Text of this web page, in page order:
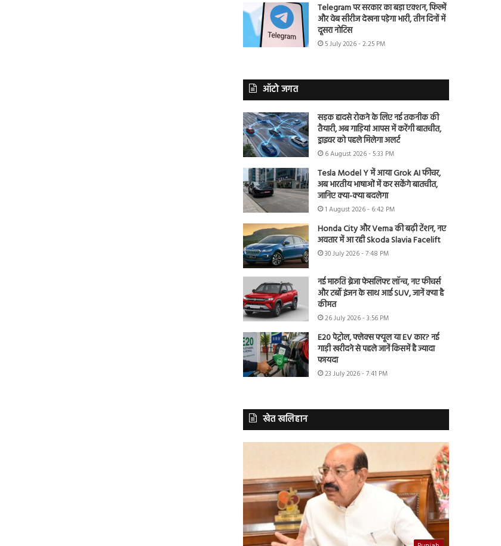
Telegram पर सरकार का बड़ा एक्शन, फिल्में
और वेब सीरीज देखना पड़ेगा भारी, तीन दिनों में
दूसरा नोटिस
5 July 2026 - 2:25 PM
ऑटो जगत
सड़क हादसे रोकने के लिए नई तकनीक की
तैयारी, अब गाड़ियां आपस में करेंगी बातचीत,
ड्राइवर को पहले मिलेगा अलर्ट
6 August 2026 - 5:33 PM
Tesla Model Y में आया Grok AI फीचर,
अब भारतीय भाषाओं में कर सकेंगे बातचीत,
जानिए क्या-क्या बदलेगा
1 August 2026 - 6:42 PM
Honda City और Verna की बढ़ी टेंशन, नए
अवतार में आ रही Skoda Slavia Facelift
30 July 2026 - 7:48 PM
नई मारुति ब्रेजा फेसलिफ्ट लॉन्च, नए फीचर्स
और टर्बो इंजन के साथ आई SUV, जानें क्या है
कीमत
26 July 2026 - 3:56 PM
E20 पेट्रोल, फ्लेक्स फ्यूल या EV कार? नई
गाड़ी खरीदने से पहले जानें किसमें है ज्यादा
फायदा
23 July 2026 - 7:41 PM
खेत खलिहान